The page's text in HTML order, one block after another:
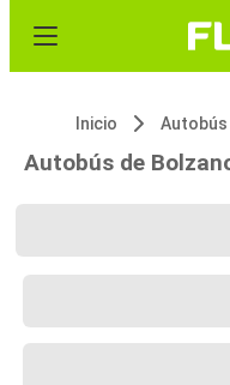
Inicio Autobús
Autobús de